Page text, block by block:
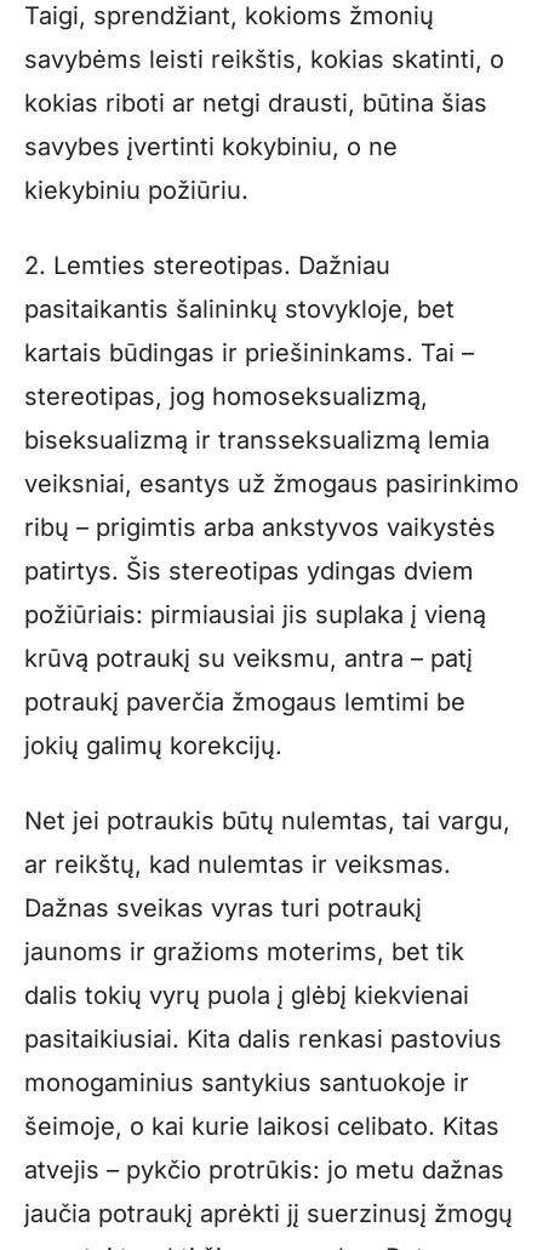
Taigi, sprendžiant, kokioms žmonių
savybėms leisti reikštis, kokias skatinti, o
kokias riboti ar netgi drausti, būtina šias
savybes įvertinti kokybiniu, o ne
kiekybiniu požiūriu.
2. Lemties stereotipas. Dažniau
pasitaikantis šalininkų stovykloje, bet
kartais būdingas ir priešininkams. Tai –
stereotipas, jog homoseksualizmą,
biseksualizmą ir transseksualizmą lemia
veiksniai, esantys už žmogaus pasirinkimo
ribų – prigimtis arba ankstyvos vaikystės
patirtys. Šis stereotipas ydingas dviem
požiūriais: pirmiausiai jis suplaka į vieną
krūvą potraukį su veiksmu, antra – patį
potraukį paverčia žmogaus lemtimi be
jokių galimų korekcijų.
Net jei potraukis būtų nulemtas, tai vargu,
ar reikštų, kad nulemtas ir veiksmas.
Dažnas sveikas vyras turi potraukį
jaunoms ir gražioms moterims, bet tik
dalis tokių vyrų puola į glėbį kiekvienai
pasitaikiusiai. Kita dalis renkasi pastovius
monogaminius santykius santuokoje ir
šeimoje, o kai kurie laikosi celibato. Kitas
atvejis – pykčio protrūkis: jo metu dažnas
jaučia potraukį aprėkti jį suerzinusį žmogų